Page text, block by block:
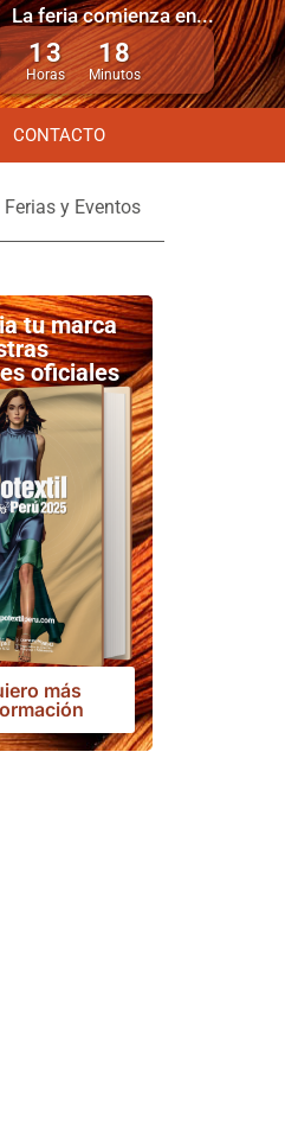
La feria comienza en...
13
Horas
18
Minutos
CONTACTO
Ferias y Eventos
tu marca
oficiales
más